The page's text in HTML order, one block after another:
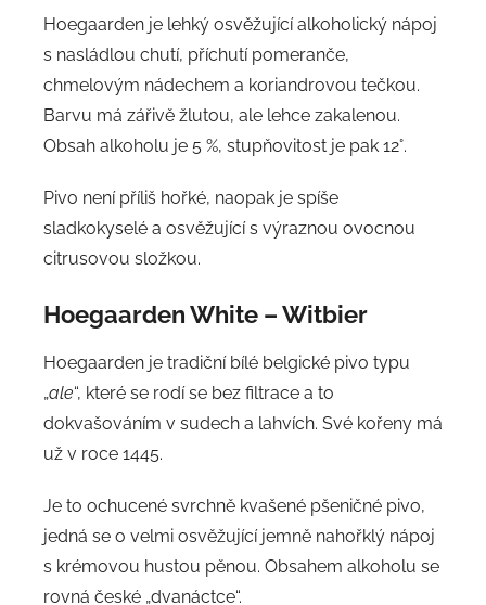
Hoegaarden je lehký osvěžující alkoholický nápoj
s nasládlou chutí, příchutí pomeranče,
chmelovým nádechem a koriandrovou tečkou.
Barvu má zářivě žlutou, ale lehce zakalenou.
Obsah alkoholu je 5 %, stupňovitost je pak 12°.
Pivo není příliš hořké, naopak je spíše
sladkokyselé a osvěžující s výraznou ovocnou
citrusovou složkou.
Hoegaarden White – Witbier
Hoegaarden je tradiční bílé belgické pivo typu
„ale“, které se rodí se bez filtrace a to
dokvašováním v sudech a lahvích. Své kořeny má
už v roce 1445.
Je to ochucené svrchně kvašené pšeničné pivo,
jedná se o velmi osvěžující jemně nahořklý nápoj
s krémovou hustou pěnou. Obsahem alkoholu se
rovná české „dvanáctce“.